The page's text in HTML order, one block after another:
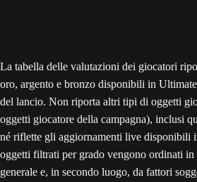
La tabella delle valutazioni dei giocatori
oro, argento e bronzo disponibili in
del lancio. Non riporta altri tipi di oggetti
oggetti giocatore della campagna), inclusi
né riflette gli aggiornamenti live disponibili
oggetti filtrati per grado vengono ordinati in
generale e, in secondo luogo, da fattori